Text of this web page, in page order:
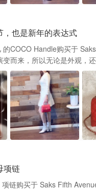
展并创造了永恒的经典单品。 謝
，也是新年的表达式
COCO Handle购买于
而来，所以无论是外观，
地方就是手柄了！ 最早在小香2016秋
系列，比起经典口盖包
许多女性欢迎，此后每年都
列，还推出了色彩鲜艳的迷
这款Chanel 香奈儿 的Coco
，Mini.小号适合春夏季，
最受欢迎的，一年四季搭
身高考滤的。 我的这款一个是mini
项链
链购买于 Saks Fifth